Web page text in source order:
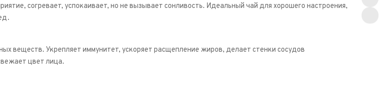
согревает, успокаивает, но не вызывает сонливость. Идеальный чай для хорошего настроения,
веществ. Укрепляет иммунитет, ускоряет расщепление жиров, делает стенки сосудов
цвет лица.